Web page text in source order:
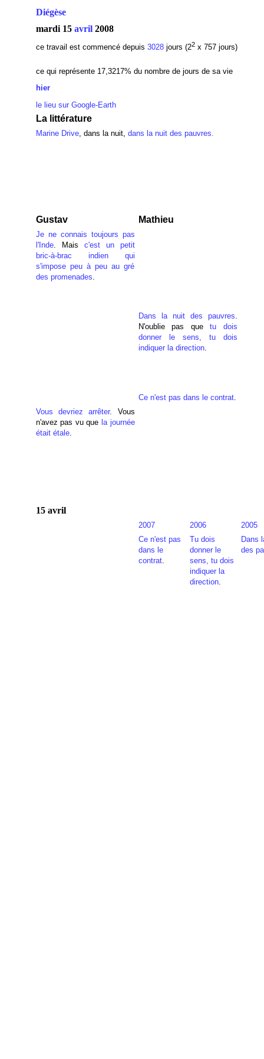
Diégèse
mardi 15 avril2008
ce travail est commencé depuis 3028 jours (22x 757 jours)
ce qui représente 17,3217% du nombre de jours de sa vie
hier
le lieu sur Google-Earth
La littérature
Marine Drive, dans la nuit, dans la nuit des pauvres.
Gustav Mathieu
Je ne connais toujours pas
l'Inde. Mais c'est un petit
bric-à-brac indien qui
s'impose peu à peu au gré
des promenades.
Dans la nuit des pauvres.
N'oublie pas que tu dois
donner le sens, tu dois
indiquer la direction.
Ce n'est pas dans le contrat.
Vous devriez arrêter. Vous
n'avez pas vu que la journée
était étale.
15 avril
2007 2006
2005
Ce n'est pas
dans le
contrat.
Tu dois
donner le
sens, tu dois
indiquer la
direction.
Dans
des